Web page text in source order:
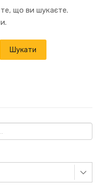
що ви шукаєте.